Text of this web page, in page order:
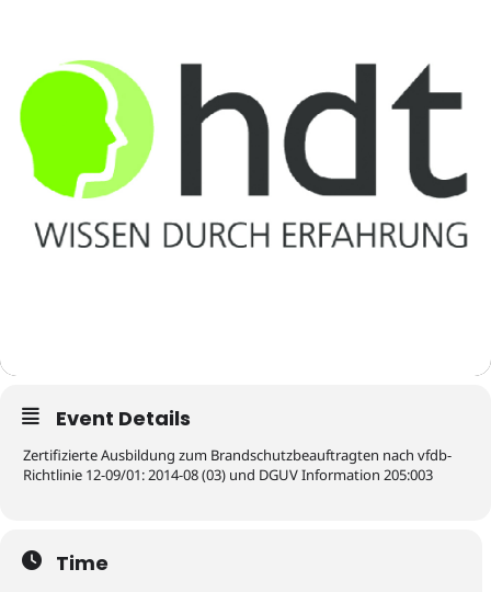
Event Details
Zertifizierte Ausbildung zum Brandschutzbeauftragten nach vfdb-
Richtlinie 12-09/01: 2014-08 (03) und DGUV Information 205:003
Time